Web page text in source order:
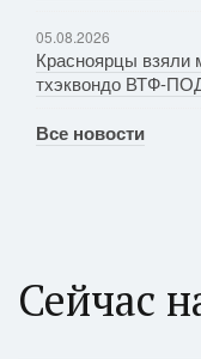
05.08.2026
Красноярцы взяли
тхэквондо ВТФ-
Все новости
Сейчас